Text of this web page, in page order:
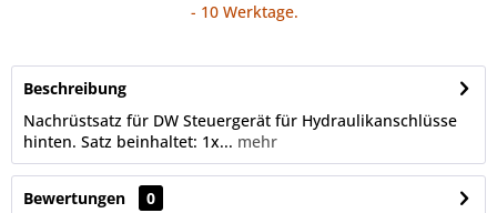
- 10 Werktage.
Beschreibung
Nachrüstsatz für DW Steuergerät für Hydraulikanschlüsse
hinten. Satz beinhaltet: 1x... mehr
Bewertungen
0